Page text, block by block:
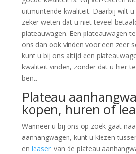
uitmuntende kwaliteit. Daarbij wilt
zeker weten dat u niet teveel
plateauwagen. Een plateauwagen
ons dan ook vinden voor een zeer
kunt u bij ons altijd een
kwaliteit vinden, zonder dat u hier
bent.
Plateau
kopen, huren of
Wanneer u bij ons op zoek gaat
aanhangwagen, kunt u kiezen
en leasen van de plateau